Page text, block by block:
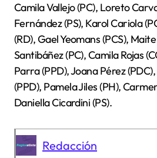
Camila Vallejo (PC), Loreto
Fernández (PS), Karol Cariola
(RD), Gael Yeomans (PCS),
Santibáñez (PC), Camila Rojas
Parra (PPD), Joana Pérez
(PPD), Pamela Jiles (PH),
Daniella Cicardini (PS).
Redacción